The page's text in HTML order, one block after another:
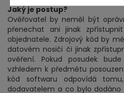
Jaký je postup?
Ověřovatel by neměl být
přenechat ani jinak
objednatele. Zdrojový kód by
datovém nosiči či jinak
ověření. Pokud posudek
vzhledem k předmětu
kód softwaru odpovídá
dodavatelem a co bylo dodáno